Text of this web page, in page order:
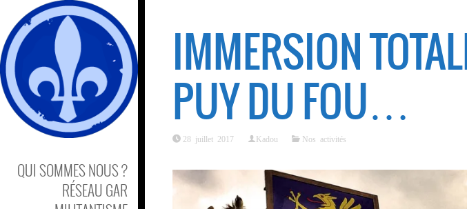
QUI SOMMES NOUS ?
RÉSEAU GAR
IMMERSION
PUY DU FOU…
28 juillet 2017 Kadou Nos activités